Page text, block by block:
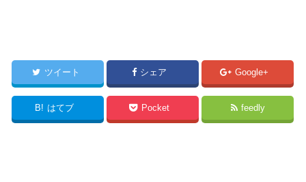
ツイート シェア Google+
B! はてブ Pocket feedly